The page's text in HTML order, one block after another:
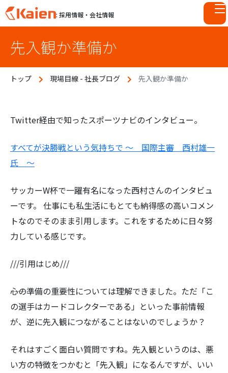
p
: 採用情報・会社情報
先入観か準備か
トップ 現場目線 - 社長ブログ 先入観か準備か
Twitter経由で知ったスポーツナビのインタビュー。
すべてが決勝戦という気持ちで ～ 国際主審 西村雄一
氏 ～
サッカーW杯で一躍有名になった西村さんのインタビュ
ーです。 仕事にも私生活にもとても納得感の高いコメン
トなのでそのまま引用します。これをするために日々努
力している感じです。
///引用はじめ///
――心の準備の重要性については理解できました。ただ「こ
の選手はカードコレクターである」といった事前情報
が、逆に先入観につながることはないのでしょうか？
それはすごく面白い質問ですね。先入観というのは、悪
い方の特徴をつかむと「先入観」になるんですが、いい